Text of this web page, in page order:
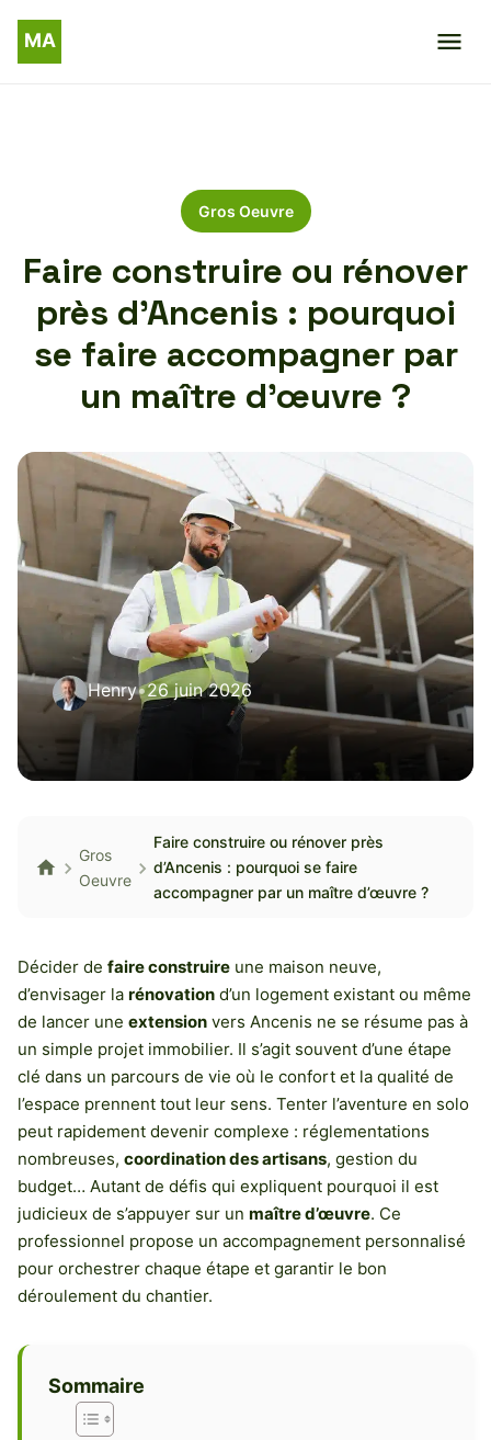
Gros Oeuvre
Faire construire ou rénover
près d’Ancenis : pourquoi
se faire accompagner par
un maître d’œuvre ?
Henry•26 juin 2026
Gros
Oeuvre
Faire construire ou rénover près
d’Ancenis : pourquoi se faire
accompagner par un maître d’œuvre ?
Décider de faire construire une maison neuve,
d’envisager la rénovation d’un logement existant ou même
de lancer une extension vers Ancenis ne se résume pas à
un simple projet immobilier. Il s’agit souvent d’une étape
clé dans un parcours de vie où le confort et la qualité de
l’espace prennent tout leur sens. Tenter l’aventure en solo
peut rapidement devenir complexe : réglementations
nombreuses, coordination des artisans, gestion du
budget… Autant de défis qui expliquent pourquoi il est
judicieux de s’appuyer sur un maître d’œuvre. Ce
professionnel propose un accompagnement personnalisé
pour orchestrer chaque étape et garantir le bon
déroulement du chantier.
Sommaire